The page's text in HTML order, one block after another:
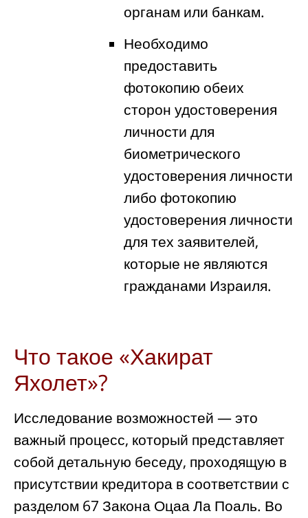
органам или банкам.
Необходимо
предоставить
фотокопию обеих
сторон удостоверения
личности для
биометрического
удостоверения личности
либо фотокопию
удостоверения личности
для тех заявителей,
которые не являются
гражданами Израиля.
Что такое «Хакират
Яхолет»?
Исследование возможностей — это
важный процесс, который представляет
собой детальную беседу, проходящую в
присутствии кредитора в соответствии с
разделом 67 Закона Оцаа Ла Поаль. Во